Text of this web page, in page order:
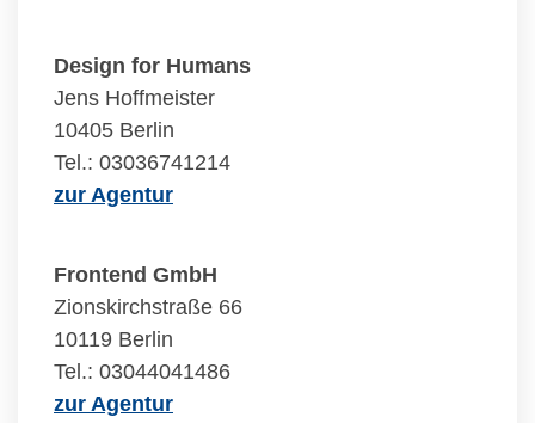
Design for Humans
Jens Hoffmeister
10405 Berlin
Tel.: 03036741214
zur Agentur
Frontend GmbH
Zionskirchstraße 66
10119 Berlin
Tel.: 03044041486
zur Agentur